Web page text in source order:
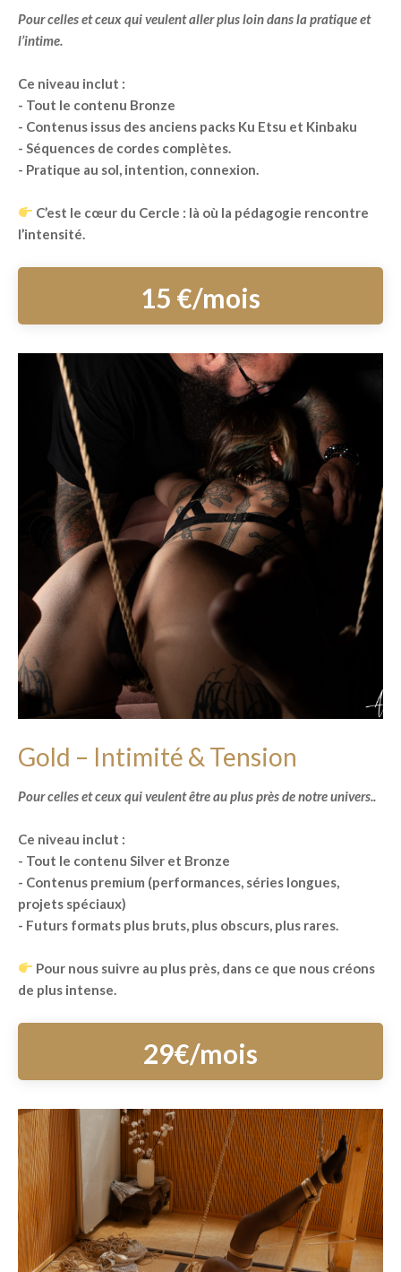
Pour celles et ceux qui veulent aller plus loin dans la pratique et
l’intime.
Ce niveau inclut :
- Tout le contenu Bronze
- Contenus issus des anciens packs Ku Etsu et Kinbaku
- Séquences de cordes complètes.
- Pratique au sol, intention, connexion.
C’est le cœur du Cercle : là où la pédagogie rencontre
l’intensité.
15 €/mois
Gold – Intimité & Tension
Pour celles et ceux qui veulent être au plus près de notre univers..
Ce niveau inclut :
- Tout le contenu Silver et Bronze
- Contenus premium (performances, séries longues,
projets spéciaux)
- Futurs formats plus bruts, plus obscurs, plus rares.
Pour nous suivre au plus près, dans ce que nous créons
de plus intense.
29€/mois